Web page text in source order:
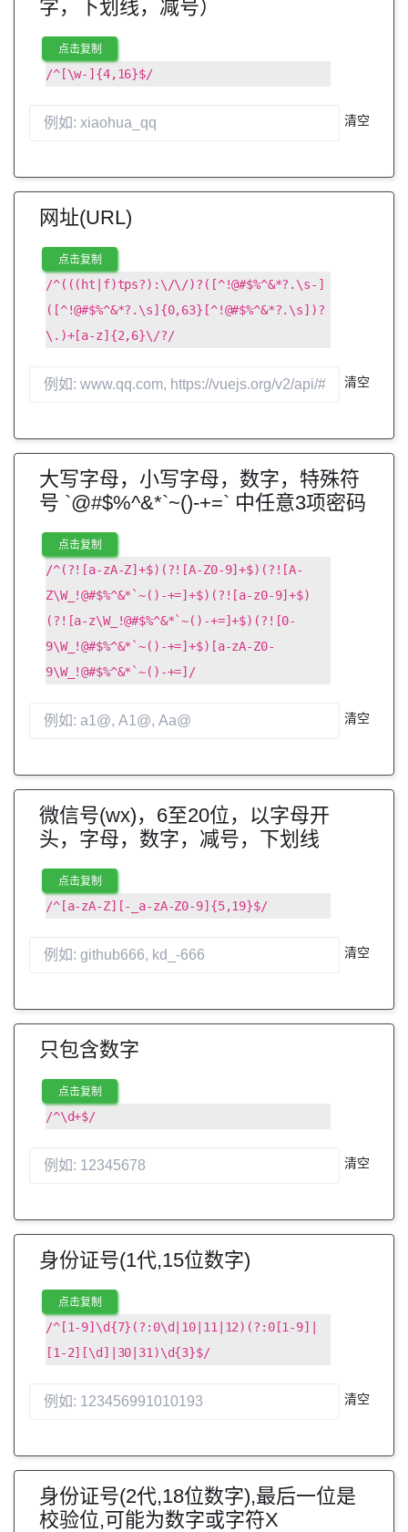
字，下划线，减号）
点击复制
/^[\w-]{4,16}$/
清空
网址(URL)
点击复制
/^(((ht|f)tps?):\/\/)?([^!@#$%^&*?.\s-]
([^!@#$%^&*?.\s]{0,63}[^!@#$%^&*?.\s])?
\.)+[a-z]{2,6}\/?/
清空
大写字母，小写字母，数字，特殊符
号 `@#$%^&*`~()-+=` 中任意3项密码
点击复制
/^(?![a-zA-Z]+$)(?![A-Z0-9]+$)(?![A-
Z\W_!@#$%^&*`~()-+=]+$)(?![a-z0-9]+$)
(?![a-z\W_!@#$%^&*`~()-+=]+$)(?![0-
9\W_!@#$%^&*`~()-+=]+$)[a-zA-Z0-
9\W_!@#$%^&*`~()-+=]/
清空
微信号(wx)，6至20位，以字母开
头，字母，数字，减号，下划线
点击复制
/^[a-zA-Z][-_a-zA-Z0-9]{5,19}$/
清空
只包含数字
点击复制
/^\d+$/
清空
身份证号(1代,15位数字)
点击复制
/^[1-9]\d{7}(?:0\d|10|11|12)(?:0[1-9]|
[1-2][\d]|30|31)\d{3}$/
清空
身份证号(2代,18位数字),最后一位是
校验位,可能为数字或字符X